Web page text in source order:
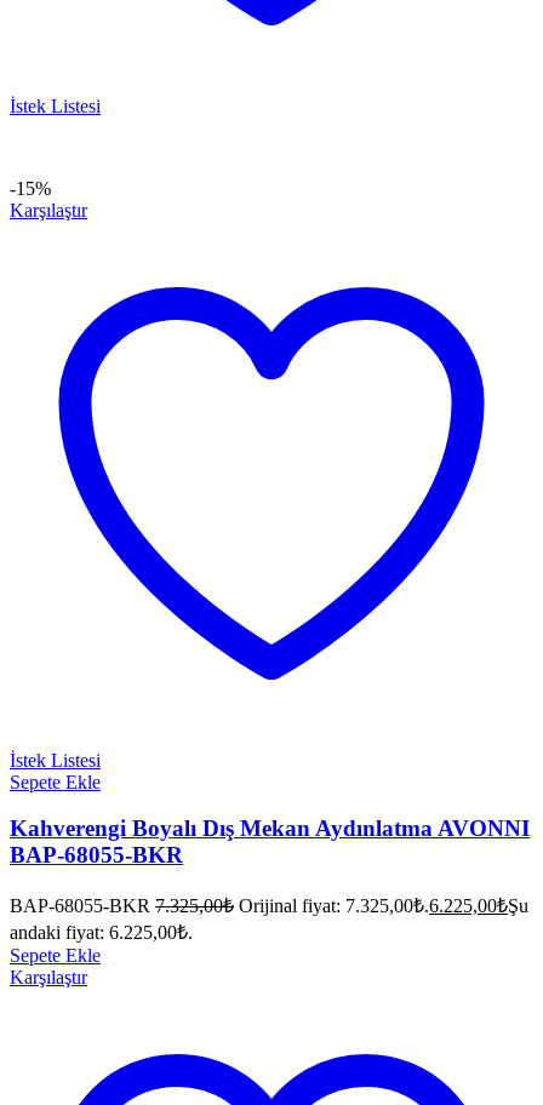
İstek Listesi
-15%
Karşılaştır
İstek Listesi
Sepete Ekle
Kahverengi Boyalı Dış Mekan Aydınlatma AVONNI
BAP-68055-BKR
BAP-68055-BKR 7.325,00₺ Orijinal fiyat: 7.325,00₺.6.225,00₺Şu
andaki fiyat: 6.225,00₺.
Sepete Ekle
Karşılaştır